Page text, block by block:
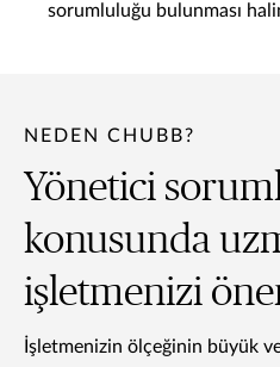
sorumluluğu bulunması
NEDEN CHUBB?
Yönetici
konusunda
işletmenizi
İşletmenizin ölçeğinin büyük